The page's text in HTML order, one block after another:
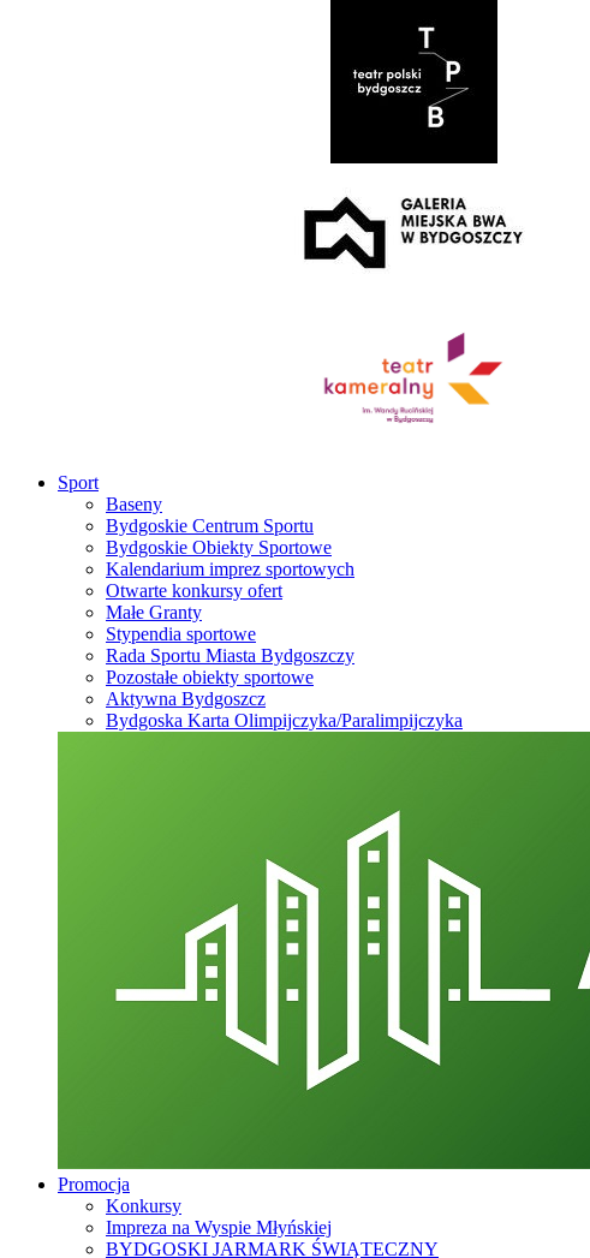
Sport
Baseny
Bydgoskie Centrum Sportu
Bydgoskie Obiekty Sportowe
Kalendarium imprez sportowych
Otwarte konkursy ofert
Małe Granty
Stypendia sportowe
Rada Sportu Miasta Bydgoszczy
Pozostałe obiekty sportowe
Aktywna Bydgoszcz
Bydgoska Karta Olimpijczyka/Paralimpijczyka
Promocja
Konkursy
Impreza na Wyspie Młyńskiej
BYDGOSKI JARMARK ŚWIĄTECZNY